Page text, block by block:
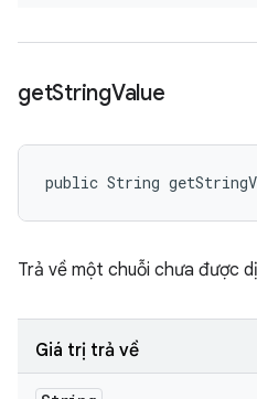
getStringValue
public String
Trả về một chuỗi chưa được
Giá trị trả về